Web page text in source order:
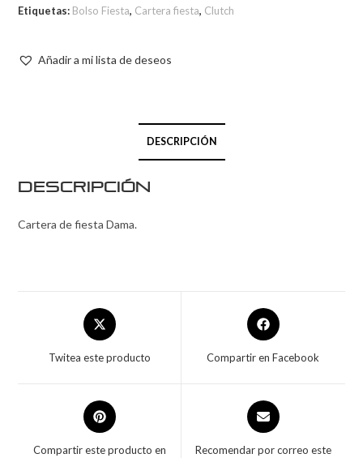
Etiquetas: Bolso Fiesta, Cartera fiesta, Clutch
Añadir a mi lista de deseos
DESCRIPCIÓN
Descripción
Cartera de fiesta Dama.
Twitea este producto Compartir en Facebook
Compartir este producto en
Recomendar por correo este